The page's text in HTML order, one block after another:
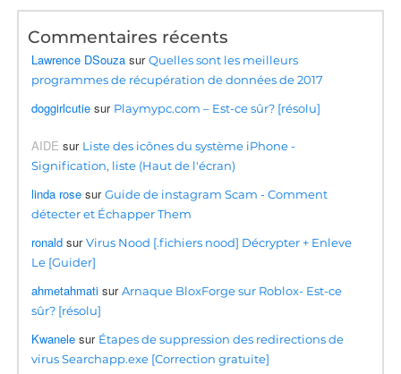
Commentaires récents
Lawrence DSouza surQuelles sont les meilleurs
programmes de récupération de données de 2017
doggirlcutie sur Playmypc.com – Est-ce sûr? [résolu]
AIDE sur Liste des icônes du système iPhone -
Signification, liste (Haut de l'écran)
linda rose surGuide de instagram Scam - Comment
détecter et Échapper Them
ronald surVirus Nood [.fichiers nood] Décrypter + Enleve
Le [Guider]
ahmetahmati surArnaque BloxForge sur Roblox- Est-ce
sûr? [résolu]
Kwanele sur Étapes de suppression des redirections de
virus Searchapp.exe [Correction gratuite]